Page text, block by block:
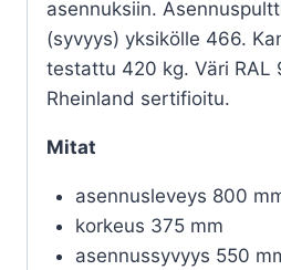
asennuksiin.
(syvyys) yksikölle 466.
testattu 420 kg. Väri RAL
Rheinland sertifioitu.
Mitat
asennusleveys 800
korkeus 375 mm
asennussyvyys 550